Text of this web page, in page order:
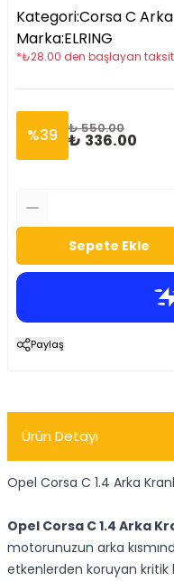
Kategori:Corsa C
Marka:ELRING
*₺28.00 den başlayan
%39 ₺ 550.00
₺ 336.00
Sepete Ekle
Paylaş
Ürün Detayı
Opel Corsa C 1.4 Arka
Opel Corsa C 1.4 Arka
motorunuzun arka
etkenlerden koruyan kritik